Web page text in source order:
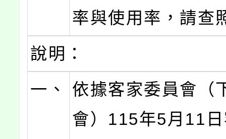
率與使用率，請查
說明：
一、
依據客家委員會（
會）115年5月11